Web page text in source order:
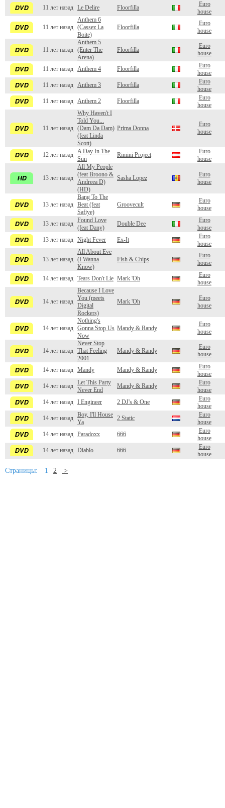
11 лет назад
Le Delire Floorfilla
Euro
house
11 лет назад
Anthem 6
(Cassez La
Boite)
Floorfilla
Euro
house
11 лет назад
Anthem 5
(Enter The
Arena)
Floorfilla
Euro
house
11 лет назад Anthem 4 Floorfilla
Euro
house
11 лет назад
Anthem 3 Floorfilla
Euro
house
11 лет назад
Anthem 2 Floorfilla
Euro
house
11 лет назад
Why Haven't I
Told You...
(Dam Da Dam)
(feat Linda
Scott)
Prima Donna
Euro
house
12 лет назад
A Day In The
Sun
Rimini Project
Euro
house
13 лет назад
All My People
(feat Broono &
Andreea D)
(HD)
Sasha Lopez
Euro
house
13 лет назад
Bang To The
Beat (feat
Safiye)
Groovecult
Euro
house
13 лет назад
Found Love
(feat Dany)
Double Dee
Euro
house
13 лет назад
Night Fever Ex-It
Euro
house
13 лет назад
All About Eve
(I Wanna
Know)
Fish & Chips
Euro
house
14 лет назад Tears Don't Lie Mark 'Oh
Euro
house
14 лет назад
Because I Love
You (meets
Digital
Rockers)
Mark 'Oh
Euro
house
14 лет назад
Nothing's
Gonna Stop Us
Now
Mandy & Randy
Euro
house
14 лет назад
Never Stop
That Feeling
2001
Mandy & Randy
Euro
house
14 лет назад Mandy Mandy & Randy
Euro
house
14 лет назад
Let This Party
Never End
Mandy & Randy
Euro
house
14 лет назад
I Engineer 2 DJ's & One
Euro
house
14 лет назад
Boy, I'll House
Ya
2 Static
Euro
house
14 лет назад
Paradoxx 666
Euro
house
14 лет назад
Diablo 666
Euro
house
Страницы: 1 2 >